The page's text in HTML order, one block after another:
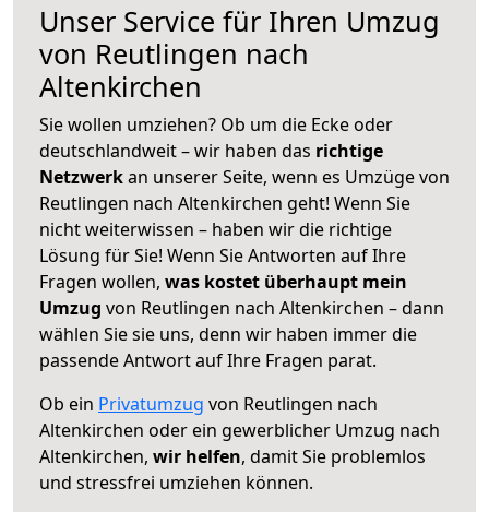
Unser Service für Ihren Umzug
von Reutlingen nach
Altenkirchen
Sie wollen umziehen? Ob um die Ecke oder
deutschlandweit – wir haben das richtige
Netzwerkan unserer Seite, wenn es Umzüge von
Reutlingen nach Altenkirchen geht! Wenn Sie
nicht weiterwissen – haben wir die richtige
Lösung für Sie! Wenn Sie Antworten auf Ihre
Fragen wollen, was kostet überhaupt mein
Umzug von Reutlingen nach Altenkirchen – dann
wählen Sie sie uns, denn wir haben immer die
passende Antwort auf Ihre Fragen parat.
Ob ein Privatumzug von Reutlingen nach
Altenkirchen oder ein gewerblicher Umzug nach
Altenkirchen, wir helfen, damit Sie problemlos
und stressfrei umziehen können.